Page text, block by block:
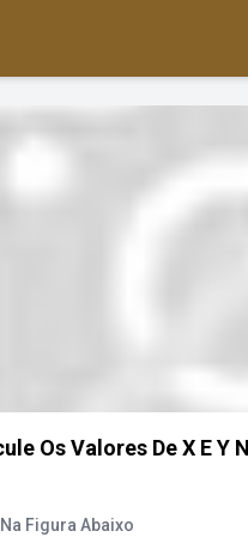
Os Valores De X E Y
Figura Abaixo